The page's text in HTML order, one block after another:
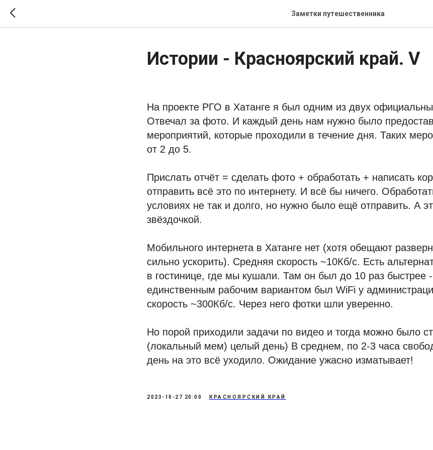
Заметки путешественника
Истории - Красноярский край. V
На проекте РГО в Хатанге я был одним из двух
Отвечал за фото. И каждый день нам нужно было
мероприятий, которые проходили в течение дня. Таких
от 2 до 5.
Прислать отчёт = сделать фото + обработать + написать
отправить всё это по интернету. И всё бы ничего.
условиях не так и долго, но нужно было ещё отправить. А
звёздочкой.
Мобильного интернета в Хатанге нет (хотя обещают
сильно ускорить). Средняя скорость ~10Кб/с. Есть
в гостинице, где мы кушали. Там он был до 10 раз быстрее
единственным рабочим вариантом был WiFi у
скорость ~300Кб/с. Через него фотки шли уверенно.
Но порой приходили задачи по видео и тогда можно было
(локальный мем) целый день) В среднем, по 2-3 часа
день на это всё уходило. Ожидание ужасно изматывает!
2023-10-27 20:00 КРАСНОЯРСКИЙ КРАЙ